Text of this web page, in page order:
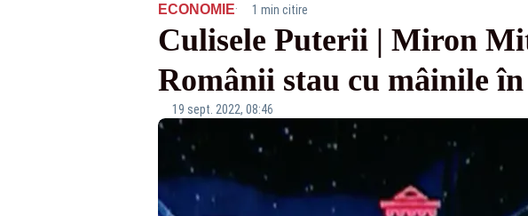
ECONOMIE· 1 min citire
Culisele Puterii | Miron
Românii stau cu mâinile
19 sept. 2022, 08:46